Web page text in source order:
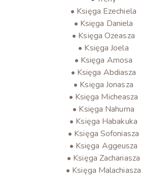
• Księga Ezechiela
• Księga Daniela
• Księga Ozeasza
• Księga Joela
• Księga Amosa
• Księga Abdiasza
• Księga Jonasza
• Księga Micheasza
• Księga Nahuma
• Księga Habakuka
• Księga Sofoniasza
• Księga Aggeusza
• Księga Zachariasza
• Księga Malachiasza